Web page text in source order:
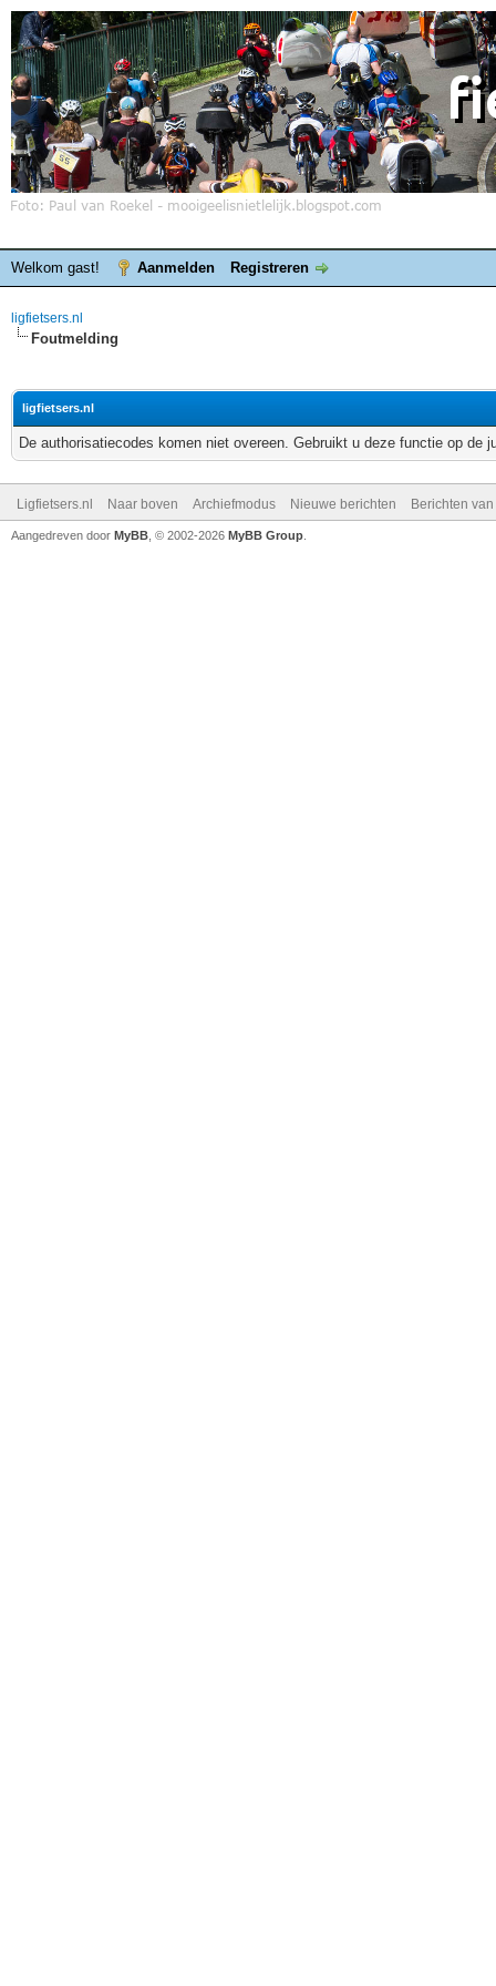
Welkom gast! Aanmelden Registreren
ligfietsers.nl
Foutmelding
ligfietsers.nl
De authorisatiecodes komen niet overeen. Gebruikt u deze functie op de
Ligfietsers.nl Naar boven Archiefmodus Nieuwe berichten Berichten
Aangedreven door MyBB , © 2002-2026 MyBB Group